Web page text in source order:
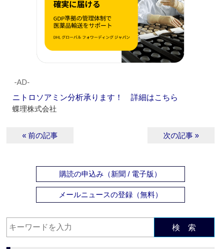
‐AD‐
ニトロソアミン分析承ります！ 詳細はこちら
蝶理株式会社
« 前の記事 次の記事 »
購読の申込み（新聞 / 電子版）
メールニュースの登録（無料）
検 索